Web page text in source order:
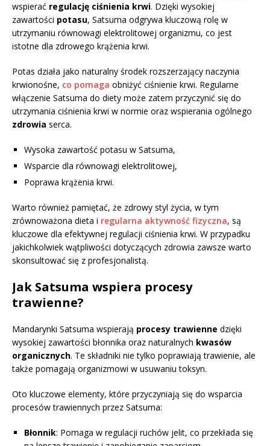
wspierać regulację ciśnienia krwi. Dzięki wysokiej
zawartości potasu, Satsuma odgrywa kluczową rolę w
utrzymaniu równowagi elektrolitowej organizmu, co jest
istotne dla zdrowego krążenia krwi.
Potas działa jako naturalny środek rozszerzający naczynia
krwionośne, co pomaga obniżyć ciśnienie krwi. Regularne
włączenie Satsuma do diety może zatem przyczynić się do
utrzymania ciśnienia krwi w normie oraz wspierania ogólnego
zdrowia serca.
Wysoka zawartość potasu w Satsuma,
Wsparcie dla równowagi elektrolitowej,
Poprawa krążenia krwi.
Warto również pamiętać, że zdrowy styl życia, w tym
zrównoważona dieta i regularna aktywność fizyczna, są
kluczowe dla efektywnej regulacji ciśnienia krwi. W przypadku
jakichkolwiek wątpliwości dotyczących zdrowia zawsze warto
skonsultować się z profesjonalistą.
Jak Satsuma wspiera procesy
trawienne?
Mandarynki Satsuma wspierają procesy trawienne dzięki
wysokiej zawartości błonnika oraz naturalnych kwasów
organicznych. Te składniki nie tylko poprawiają trawienie, ale
także pomagają organizmowi w usuwaniu toksyn.
Oto kluczowe elementy, które przyczyniają się do wsparcia
procesów trawiennych przez Satsuma:
Błonnik: Pomaga w regulacji ruchów jelit, co przekłada się